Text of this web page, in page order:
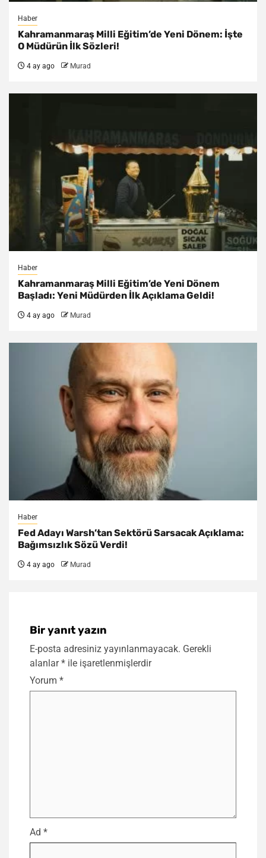
Haber
Kahramanmaraş Milli Eğitim’de Yeni Dönem: İşte
O Müdürün İlk Sözleri!
4 ay ago Murad
Haber
Kahramanmaraş Milli Eğitim’de Yeni Dönem
Başladı: Yeni Müdürden İlk Açıklama Geldi!
4 ay ago Murad
Haber
Fed Adayı Warsh’tan Sektörü Sarsacak Açıklama:
Bağımsızlık Sözü Verdi!
4 ay ago Murad
Bir yanıt yazın
E-posta adresiniz yayınlanmayacak. Gerekli
alanlar* ile işaretlenmişlerdir
Yorum *
Ad *